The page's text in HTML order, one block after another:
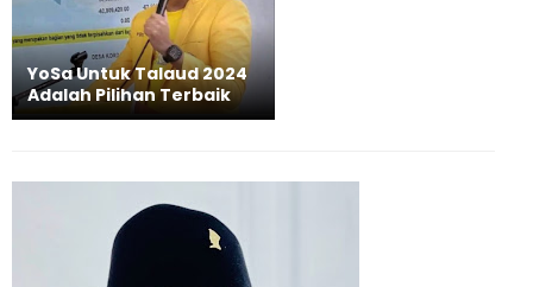
YoSa Untuk Talaud 2024
Adalah Pilihan Terbaik